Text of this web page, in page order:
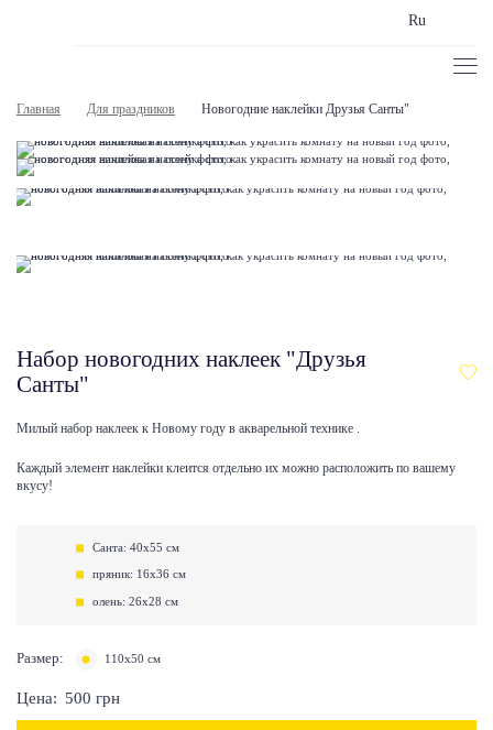
Ru
Главная Для праздников Новогодние наклейки Друзья Санты"
Набор новогодних наклеек "Друзья
Санты"
Милый набор наклеек к Новому году в акварельной технике .
Каждый элемент наклейки клеится отдельно их можно расположить по вашему
вкусу!
Санта: 40х55 см
пряник: 16х36 см
олень: 26х28 см
Размер: 110х50 см
Цена: 500 грн